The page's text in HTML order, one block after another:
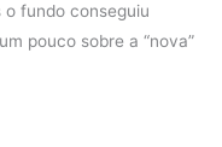
o fundo conseguiu
pouco sobre a “nova”